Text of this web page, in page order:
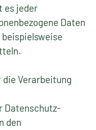
es jeder
Daten
die Verarbeitung
Datenschutz-
den